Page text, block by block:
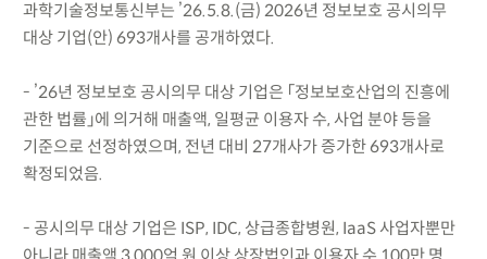
과학기술정보통신부는 ’26.5.8.(금) 2026년 정보보호 공시의무
대상 기업(안) 693개사를 공개하였다.
- ’26년 정보보호 공시의무 대상 기업은 「정보보호산업의 진흥에
관한 법률」에 의거해 매출액, 일평균 이용자 수, 사업 분야 등을
기준으로 선정하였으며, 전년 대비 27개사가 증가한 693개사로
확정되었음.
- 공시의무 대상 기업은 ISP, IDC, 상급종합병원, IaaS 사업자뿐만
아니라 매출액 3,000억 원 이상 상장법인과 이용자 수 100만 명